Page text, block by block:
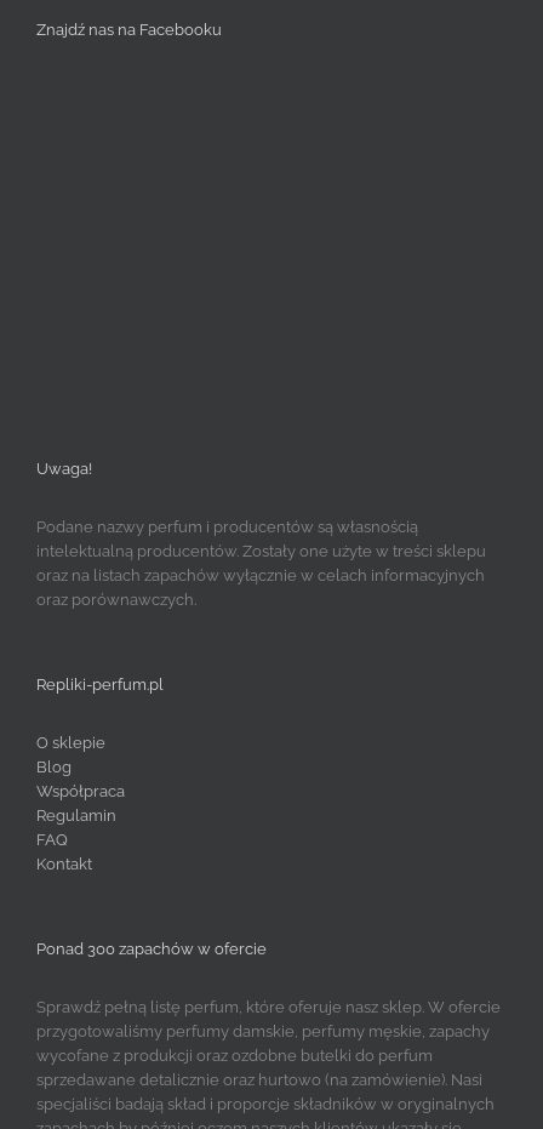
Znajdź nas na Facebooku
Uwaga!
Podane nazwy perfum i producentów są własnością
intelektualną producentów. Zostały one użyte w treści sklepu
oraz na listach zapachów wyłącznie w celach informacyjnych
oraz porównawczych.
Repliki-perfum.pl
O sklepie
Blog
Współpraca
Regulamin
FAQ
Kontakt
Ponad 300 zapachów w ofercie
Sprawdź pełną listę perfum, które oferuje nasz sklep. W ofercie
przygotowaliśmy perfumy damskie, perfumy męskie, zapachy
wycofane z produkcji oraz ozdobne butelki do perfum
sprzedawane detalicznie oraz hurtowo (na zamówienie). Nasi
specjaliści badają skład i proporcje składników w oryginalnych